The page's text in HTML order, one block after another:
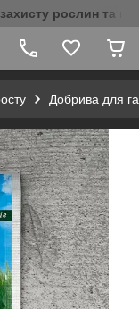
рослин та
Добрива для